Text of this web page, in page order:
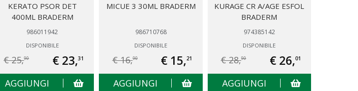
KERATO PSOR DET
400ML BRADERM
986011942
DISPONIBILE
€ 25,90 € 23,31
AGGIUNGI
MICUE 3 30ML BRADERM
986710768
DISPONIBILE
€ 16,90 € 15,21
AGGIUNGI
KURAGE CR A/AGE ESFOL
BRADERM
974385142
DISPONIBILE
€ 28,90 € 26,01
AGGIUNGI